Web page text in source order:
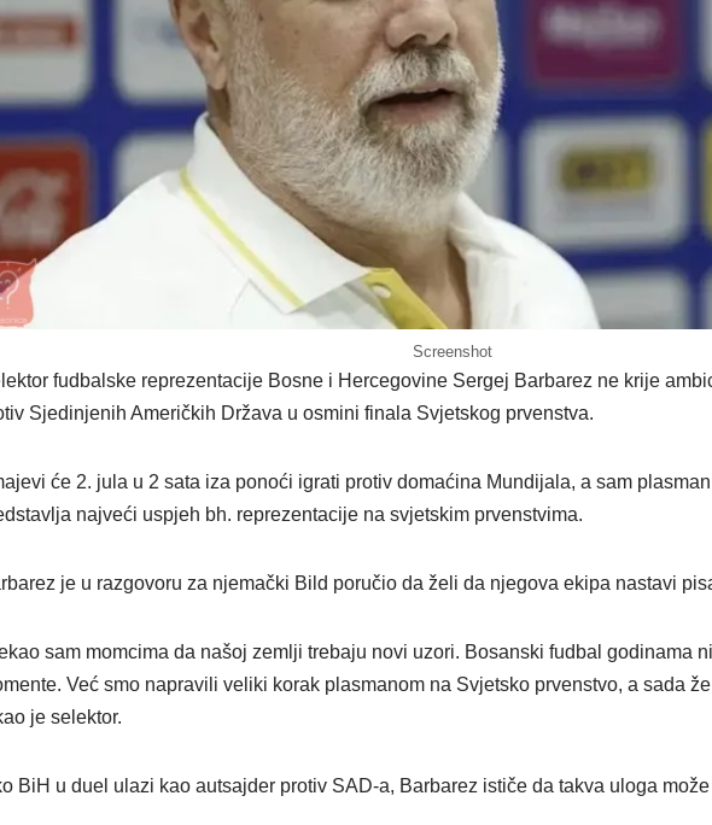
Screenshot
fudbalske reprezentacije Bosne i Hercegovine Sergej Barbarez ne krije
Sjedinjenih Američkih Država u osmini finala Svjetskog prvenstva.
će 2. jula u 2 sata iza ponoći igrati protiv domaćina Mundijala, a sam
najveći uspjeh bh. reprezentacije na svjetskim prvenstvima.
je u razgovoru za njemački Bild poručio da želi da njegova ekipa nastavi
sam momcima da našoj zemlji trebaju novi uzori. Bosanski fudbal godinama
Već smo napravili veliki korak plasmanom na Svjetsko prvenstvo, a sada
je selektor.
BiH u duel ulazi kao autsajder protiv SAD-a, Barbarez ističe da takva uloga